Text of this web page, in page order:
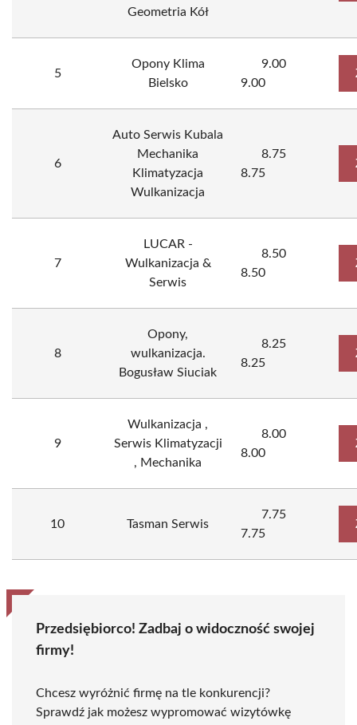
Geometria Kół
5
Opony Klima
Bielsko
9.00
9.00
6
Auto Serwis Kubala
Mechanika
Klimatyzacja
Wulkanizacja
8.75
8.75
7
LUCAR -
Wulkanizacja &
Serwis
8.50
8.50
8
Opony,
wulkanizacja.
Bogusław Siuciak
8.25
8.25
9
Wulkanizacja ,
Serwis Klimatyzacji
, Mechanika
8.00
8.00
10 Tasman Serwis
7.75
7.75
Przedsiębiorco! Zadbaj o widoczność swojej
firmy!
Chcesz wyróżnić firmę na tle konkurencji?
Sprawdź jak możesz wypromować wizytówkę